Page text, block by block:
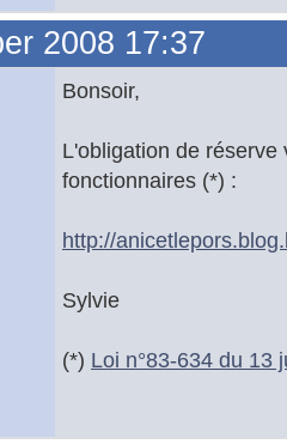
2008 17:37
Bonsoir,
L'obligation de
fonctionnaires (*) :
http://
Sylvie
(*) Loi n°83-634 du 13